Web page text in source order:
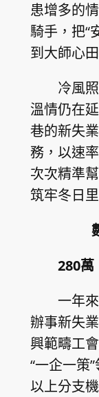
患增多的
騎手，把“
到大師心
冷風
溫情仍在
巷的新失
務，以速
次次精準
筑牢冬日
280萬
一年
辦事新失
興範疇工
“一企一策
以上分支